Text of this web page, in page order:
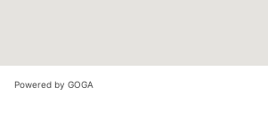
Powered by GOGA